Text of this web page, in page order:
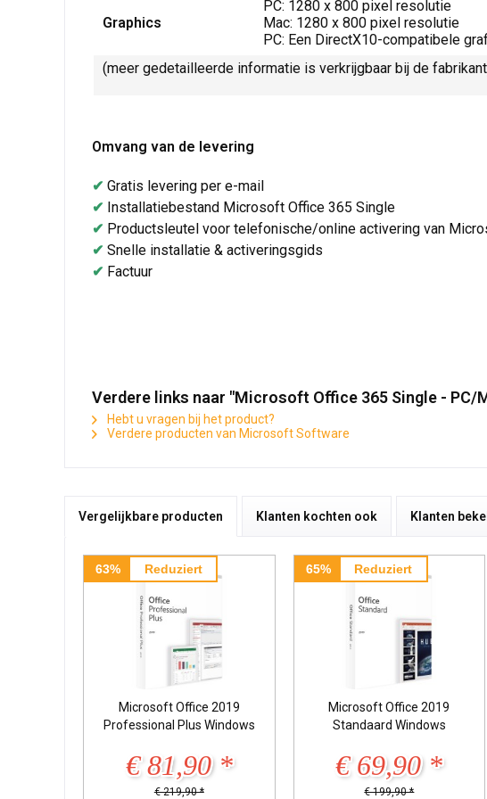
Graphics
PC: 1280 x 800 pixel resolutie
Mac: 1280 x 800 pixel resolutie
PC: Een DirectX10-compatibele
(meer gedetailleerde informatie is verkrijgbaar bij de
Omvang van de levering
✔ Gratis levering per e-mail
✔ Installatiebestand Microsoft Office 365 Single
✔ Productsleutel voor telefonische/online activering van
✔ Snelle installatie & activeringsgids
✔ Factuur
Verdere links naar "Microsoft Office 365 Single - PC/
Hebt u vragen bij het product?
Verdere producten van Microsoft Software
Vergelijkbare producten Klanten kochten ook Klanten
63% Reduziert
Microsoft Office 2019
Professional Plus Windows
€ 81,90 *
€ 219,90 *
65% Reduziert
Microsoft Office 2019
Standaard Windows
€ 69,90 *
€ 199,90 *